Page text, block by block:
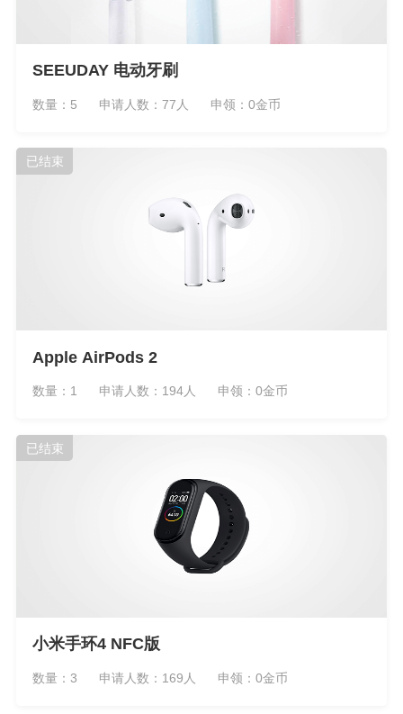
SEEUDAY 电动牙刷
数量：5 申请人数：77人 申领：0金币
已结束
Apple AirPods 2
数量：1 申请人数：194人 申领：0金币
已结束
小米手环4 NFC版
数量：3 申请人数：169人 申领：0金币